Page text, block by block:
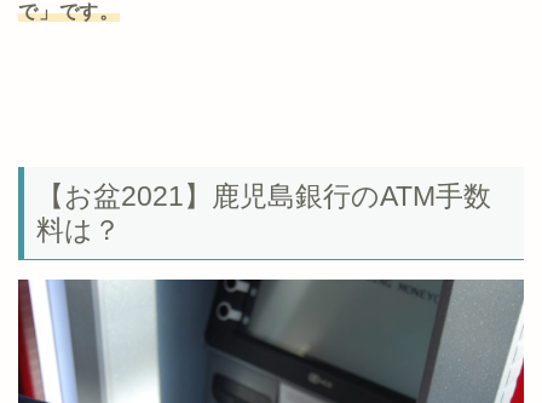
で」です。
【お盆2021】鹿児島銀行のATM手数
料は？